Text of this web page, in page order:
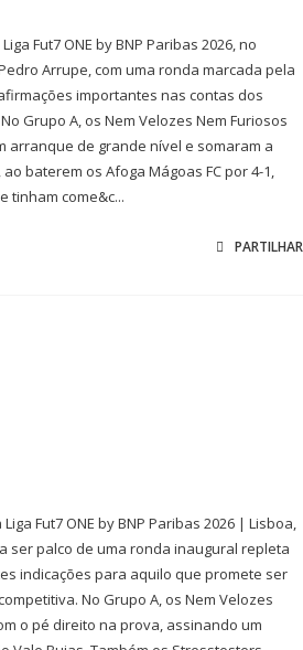
Fut7 ONE by BNP Paribas 2026, no
Arrupe, com uma ronda marcada pela
importantes nas contas dos
Grupo A, os Nem Velozes Nem Furiosos
arranque de grande nível e somaram a
baterem os Afoga Mágoas FC por 4-1,
tinham come&c...
PARTILHAR
Fut7 ONE by BNP Paribas 2026 | Lisboa,
ser palco de uma ronda inaugural repleta
indicações para aquilo que promete ser
No Grupo A, os Nem Velozes
o pé direito na prova, assinando um